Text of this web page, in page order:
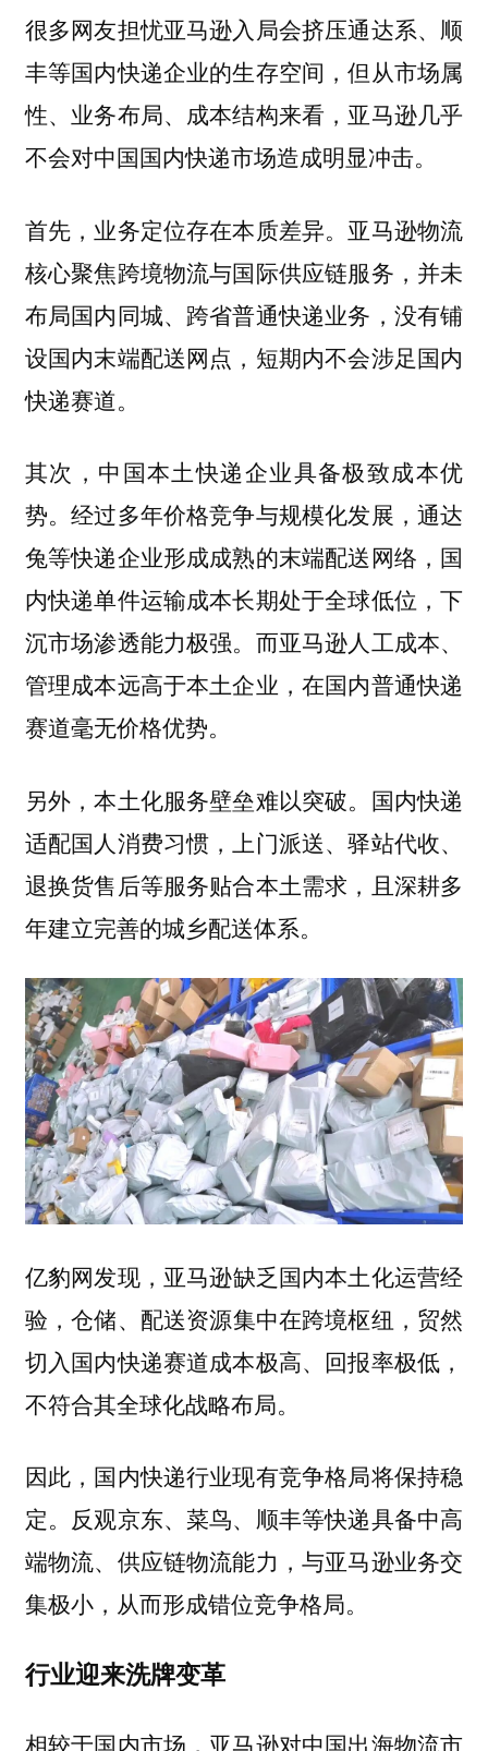
很多网友担忧亚马逊入局会挤压通达系、顺
丰等国内快递企业的生存空间，但从市场属
性、业务布局、成本结构来看， 亚马逊几乎
不会对中国国内快递市场造成明显冲击。
首先，业务定位存在本质差异。亚马逊物流
核心聚焦跨境物流与国际供应链服务，并未
布局国内同城、跨省普通快递业务，没有铺
设国内末端配送网点，短期内不会涉足国内
快递赛道。
其次，中国本土快递企业具备极致成本优
势。经过多年价格竞争与规模化发展，通达
兔等快递企业形成成熟的末端配送网络， 国
内快递单件运输成本长期处于全球低位，下
沉市场渗透能力极强。而亚马逊人工成本、
管理成本远高于本土企业，在国内普通快递
赛道毫无价格优势。
另外，本土化服务壁垒难以突破。国内快递
适配国人消费习惯，上门派送、驿站代收、
退换货售后等服务贴合本土需求，且深耕多
年建立完善的城乡配送体系。
亿豹网发现， 亚马逊缺乏国内本土化运营经
验，仓储、配送资源集中在跨境枢纽，贸然
切入国内快递赛道成本极高、回报率极低，
不符合其全球化战略布局。
因此，国内快递行业现有竞争格局将保持稳
定。反观京东、菜鸟、顺丰等快递具备中高
端物流、供应链物流能力，与亚马逊业务交
集极小，从而形成错位竞争格局。
行业迎来洗牌变革
相较于国内市场，亚马逊对中国出海物流市